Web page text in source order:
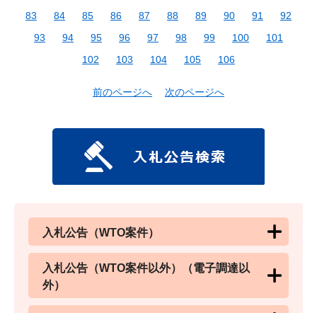
83
84 85 86 87 88 89 90 91
92
93
94 95 96 97 98 99 100
101
102
103 104 105 106
前のページへ 次のページへ
入札公告（WTO案件）
入札公告（WTO案件以外）（電子調達以
外）